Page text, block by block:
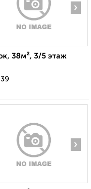
›
38м², 3/5 этаж
›